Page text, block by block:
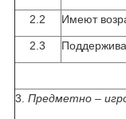
2.2 Имеют
2.3
3. Предметно –